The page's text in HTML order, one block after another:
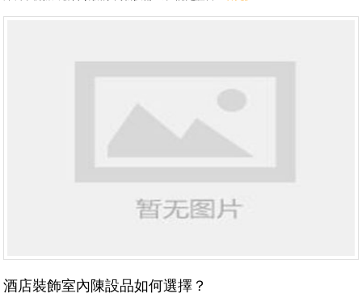
酒店裝飾室內陳設品如何選擇？